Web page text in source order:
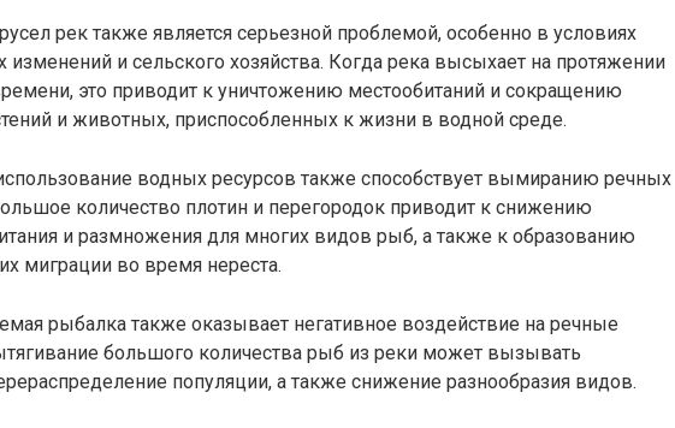
рек также является серьезной проблемой, особенно в условиях
изменений и сельского хозяйства. Когда река высыхает на протяжении
это приводит к уничтожению местообитаний и сокращению
и животных, приспособленных к жизни в водной среде.
водных ресурсов также способствует вымиранию речных
количество плотин и перегородок приводит к снижению
и размножения для многих видов рыб, а также к образованию
миграции во время нереста.
рыбалка также оказывает негативное воздействие на речные
большого количества рыб из реки может вызывать
популяции, а также снижение разнообразия видов.